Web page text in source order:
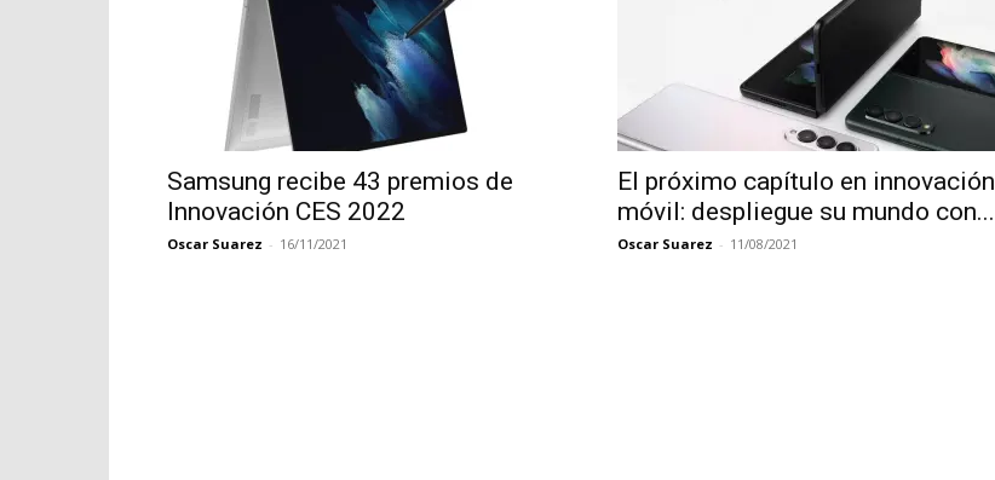
Samsung recibe 43 premios de
Innovación CES 2022
Oscar Suarez - 16/11/2021
El próximo capítulo en innovación
móvil: despliegue su mundo con...
Oscar Suarez - 11/08/2021